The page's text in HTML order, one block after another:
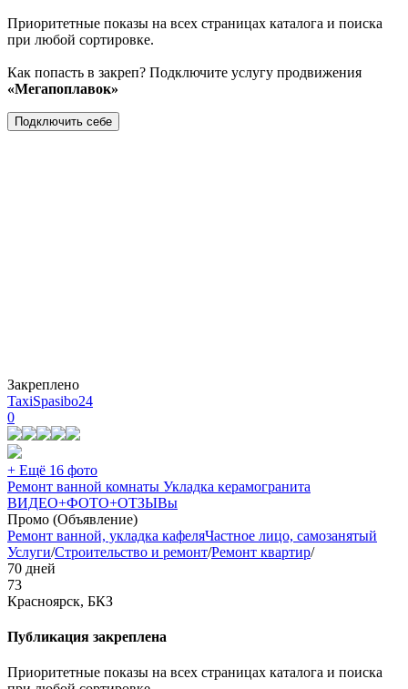
Приоритетные показы на всех страницах каталога и поиска
при любой сортировке.
Как попасть в закреп? Подключите услугу продвижения
«Мегапоплавок»
Подключить себе
Закреплено
TaxiSpasibo24
0
+ Ещё 16 фото
Ремонт ванной комнаты Укладка керамогранита
ВИДЕО+ФОТО+ОТЗЫВы
Промо (Объявление)
Ремонт ванной, укладка кафеляЧастное лицо, самозанятый
Услуги/Строительство и ремонт/Ремонт квартир/
70 дней
73
Красноярск, БКЗ
Публикация закреплена
Приоритетные показы на всех страницах каталога и поиска